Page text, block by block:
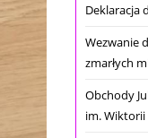
Deklaracja
Wezwanie
zmarłych
Obchody
im.